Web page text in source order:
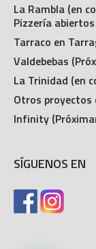
La Rambla (en
Pizzería abiertos
Tarraco en
Valdebebas
La Trinidad (en
Otros proyectos
Infinity
SÍGUENOS EN